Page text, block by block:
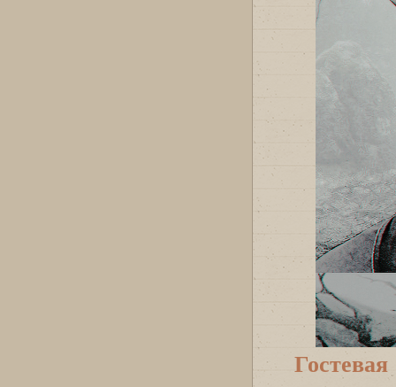
Гостевая